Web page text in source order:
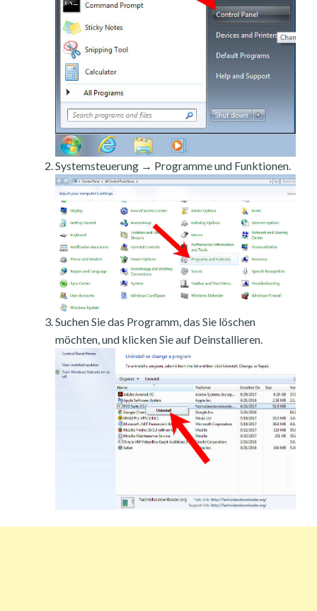
Systemsteuerung → Programme und Funktionen.
Suchen Sie das Programm, das Sie löschen
möchten, und klicken Sie auf Deinstallieren.